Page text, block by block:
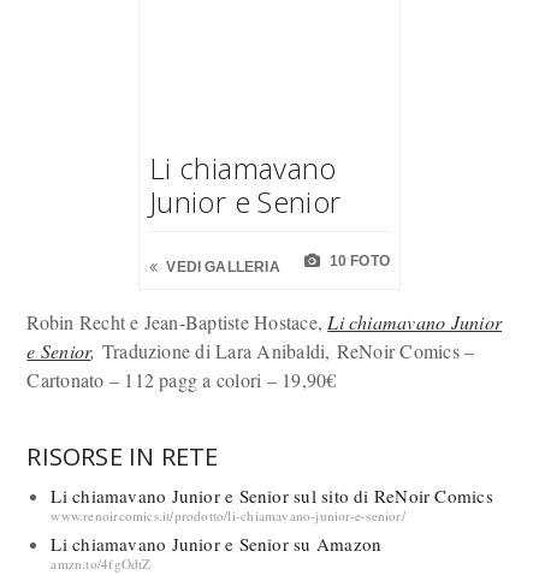
Li chiamavano
Junior e Senior
VEDI GALLERIA 10 FOTO
Robin Recht e Jean-Baptiste Hostace, Li chiamavano Junior
e Senior, Traduzione di Lara Anibaldi, ReNoir Comics –
Cartonato – 112 pagg a colori – 19,90€
RISORSE IN RETE
Li chiamavano Junior e Senior sul sito di ReNoir Comics
www.renoircomics.it/prodotto/li-chiamavano-junior-e-senior/
Li chiamavano Junior e Senior su Amazon
amzn.to/4fgOdtZ